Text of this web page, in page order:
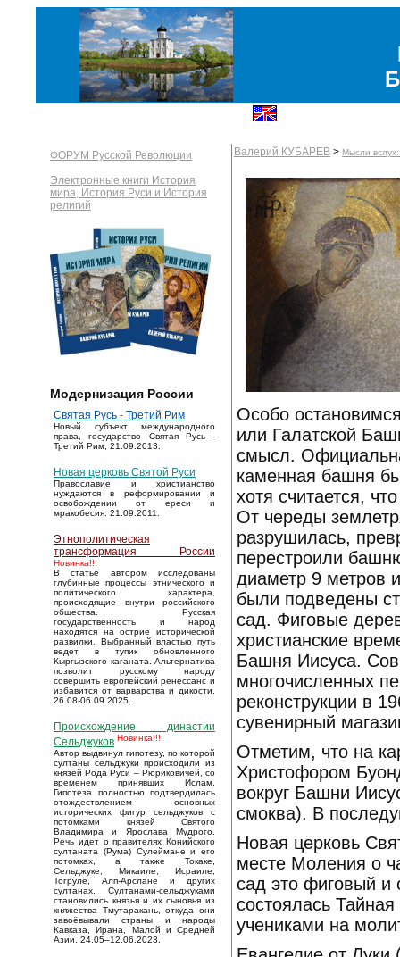
ФОРУМ Русской Революции
Электронные книги История
мира, История Руси и История
религий
Модернизация России
Святая Русь - Третий Рим
Новый субъект международного
права, государство Святая Русь -
Третий Рим, 21.09.2013.
Новая церковь Святой Руси
Православие и христианство
нуждаются в реформировании и
освобождении от ереси и
мракобесия. 21.09.2011.
Этнополитическая
трансформация России
Новинка!!!
В статье автором исследованы
глубинные процессы этнического и
политического характера,
происходящие внутри российского
общества. Русская
государственность и народ
находятся на острие исторической
развилки. Выбранный властью путь
ведет в тупик обновленного
Кыргызского каганата. Альтернатива
позволит русскому народу
совершить европейский ренессанс и
избавится от варварства и дикости.
26.08-06.09.2025.
Происхождение династии
Сельджуков Новинка!!!
Автор выдвинул гипотезу, по которой
султаны сельджуки происходили из
князей Рода Руси – Рюриковичей, со
временем принявших Ислам.
Гипотеза полностью подтвердилась
отождествлением основных
исторических фигур сельджуков с
потомками князей Святого
Владимира и Ярослава Мудрого.
Речь идет о правителях Конийского
султаната (Рума) Сулеймане и его
потомках, а также Токаке,
Сельджуке, Микаиле, Исраиле,
Тогруле, Алп-Арслане и других
султанах. Султанами-сельджуками
становились князья и их сыновья из
княжества Тмутаракань, откуда они
завоёвывали страны и народы
Кавказа, Ирана, Малой и Средней
Азии. 24.05–12.06.2023.
Валерий КУБАРЕВ > Мысли
Особо
или Галатской
смысл.
каменная башня
хотя считается,
От череды
разрушилась,
перестроили
диаметр 9 метров
были подведены
сад. Фиговые
христианские
Башня Иисуса.
многочисленных
реконструкции в
сувенирный
Отметим, что на
Христофором
вокруг Башни
смоква). В
Новая церковь
месте Моления о
сад это фиговый и
состоялась
учениками на